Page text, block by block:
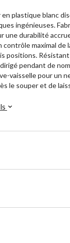
plastique blanc
ingénieuses.
une durabilité
maximal de
positions. Résistant
pendant de
vaisselle pour un
le souper et de